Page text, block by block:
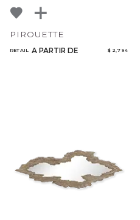
PIROUETTE
RETAIL A PARTIR DE $ 2,794